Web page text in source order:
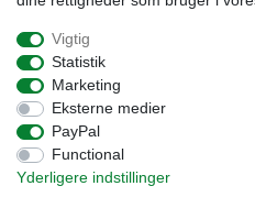
Vigtig
Statistik
Marketing
Eksterne medier
PayPal
Functional
Yderligere indstillinger